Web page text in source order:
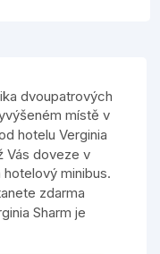
dvoupatrových
místě v
hotelu Verginia
Vás doveze v
minibus.
zdarma
Sharm je